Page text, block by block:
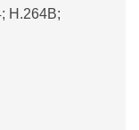
H.264B;